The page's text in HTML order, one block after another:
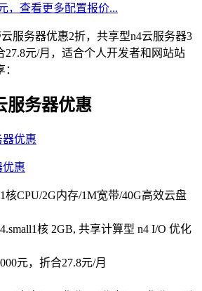
，查看更多配置报价...
服务器优惠2折，共享型n4云服务器3
27.8元/月，适合个人开发者和网站站
服务器优惠
优惠
核CPU/2G内存/1M宽带/40G高效云盘
核 2GB, 共享计算型 n4 I/O 优化
元，折合27.8元/月